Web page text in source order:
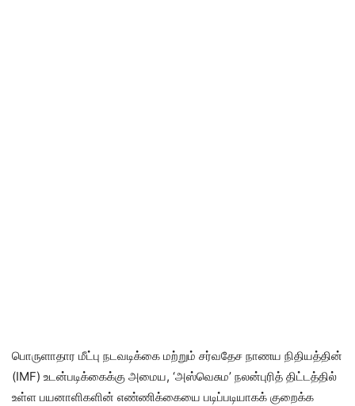
பொருளாதார மீட்பு நடவடிக்கை மற்றும் சர்வதேச நாணய நிதியத்தின்
(IMF) உடன்படிக்கைக்கு அமைய, ‘அஸ்வெசும’ நலன்புரித் திட்டத்தில்
உள்ள பயனாளிகளின் எண்ணிக்கையை படிப்படியாகக் குறைக்க